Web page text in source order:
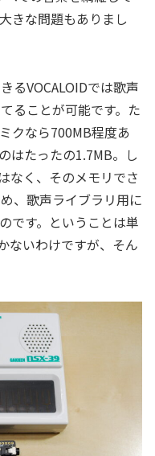
きな問題もありまし
るVOCALOIDでは歌声
ることが可能です。た
クなら700MB程度あ
はたったの1.7MB。し
なく、そのメモリでさ
、歌声ライブラリ用に
です。ということは単
ないわけですが、そん